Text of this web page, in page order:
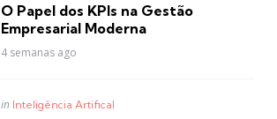
O Papel dos KPIs na Gestão
Empresarial Moderna
4 semanas ago
Posted
in Inteligência Artifical